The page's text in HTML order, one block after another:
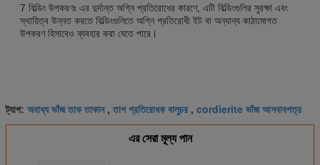
7 বিল্ডিং উপকরণঃ এর দুর্দান্ত অগ্নি প্রতিরোধের কারণে, এটি বিল্ডিংগুলির সুরক্ষা এবং
স্থায়িত্ব উন্নত করতে বিল্ডিংগুলিতে অগ্নি প্রতিরোধী ইট বা অন্যান্য কাঠামোগত
উপকরণ হিসাবেও ব্যবহার করা যেতে পারে।
ট্যাগ: অবাধ্য ভাঁজ তাক তাকান,তাপ প্রতিরোধক বালুচর , cordierite ভাঁজ আসবাবপত্র
এর সেরা মূল্য পান